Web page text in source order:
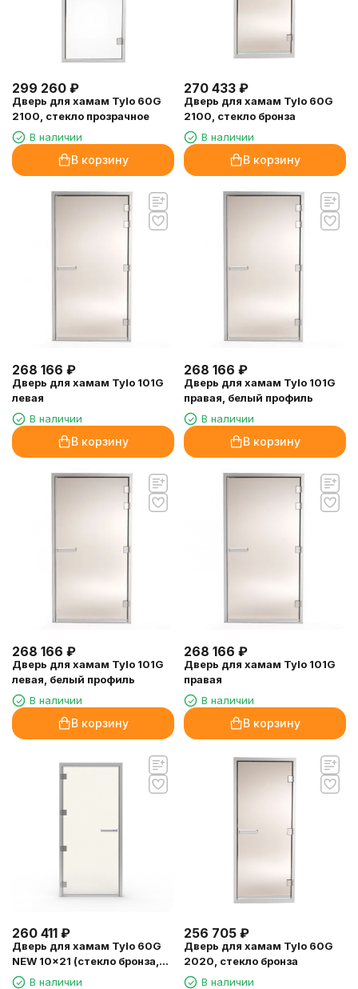
299 260 ₽
Дверь для хамам Tylo 60G
2100, стекло прозрачное
В наличии
В корзину
270 433 ₽
Дверь для хамам Tylo 60G
2100, стекло бронза
В наличии
В корзину
268 166 ₽
Дверь для хамам Tylo 101G
левая
В наличии
В корзину
268 166 ₽
Дверь для хамам Tylo 101G
правая, белый профиль
В наличии
В корзину
268 166 ₽
Дверь для хамам Tylo 101G
левая, белый профиль
В наличии
В корзину
268 166 ₽
Дверь для хамам Tylo 101G
правая
В наличии
В корзину
260 411 ₽
Дверь для хамам Tylo 60G
NEW 10x21 (стекло бронза,
петли справа)
В наличии
256 705 ₽
Дверь для хамам Tylo 60G
2020, стекло бронза
В наличии